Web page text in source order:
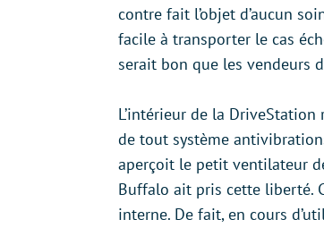
contre fait l’objet d’aucun
facile à transporter le cas
serait bon que les vendeurs
L’intérieur de la DriveStation
de tout système
aperçoit le petit ventilateur
Buffalo ait pris cette liberté.
interne. De fait, en cours